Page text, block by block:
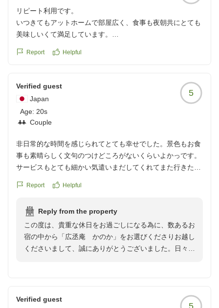
リピート利用です。
いつきてもアットホームで部屋広く、食事も夜朝共にとても
美味しいくて満足しています。
お風呂も広くとてもゆったりできて、幸せな時間を過ごせま
Report Helpful
Verified guest
Japan
Age: 20s
Couple
5
非日常的な時間を感じられてとても幸せでした。景色もお食
事も素晴らしく文句のつけどころがないくらいよかっです。
サービスもとても細かい気遣いまだしてくれてまた行きたい
またいきます！！
Report Helpful
Reply from the property
この度は、貴重な休日をお過ごしになる為に、数あるお
宿の中から「広丞庵 かのか」をお選びくださりお越し
くださいまして、誠にありがとうございました。日々と
御滞在になって頂いたお部屋と趣きが違い、負けず劣ら
Verified guest
5